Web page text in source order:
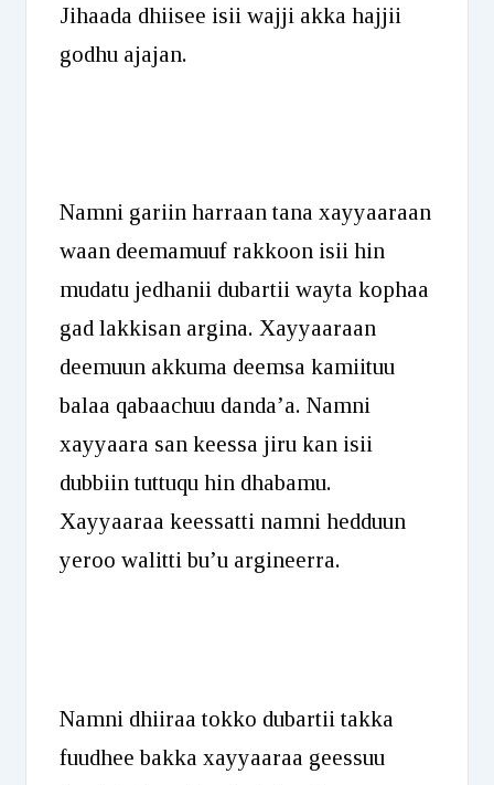
Jihaada dhiisee isii wajji akka hajjii
godhu ajajan.
Namni gariin harraan tana xayyaaraan
waan deemamuuf rakkoon isii hin
mudatu jedhanii dubartii wayta kophaa
gad lakkisan argina. Xayyaaraan
deemuun akkuma deemsa kamiituu
balaa qabaachuu danda’a. Namni
xayyaara san keessa jiru kan isii
dubbiin tuttuqu hin dhabamu.
Xayyaaraa keessatti namni hedduun
yeroo walitti bu’u argineerra.
Namni dhiiraa tokko dubartii takka
fuudhee bakka xayyaaraa geessuu